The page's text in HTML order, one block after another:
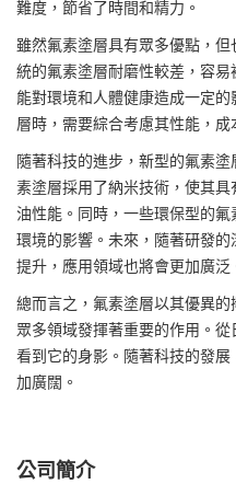
難度，節省了時間和精力。
雖然氟素塗層具有眾多優點，
統的氟素塗層耐磨性較差，容
能對環境和人體健康造成一定
層時，需要綜合考慮其性能，成
隨著科技的進步，新型的氟素
素塗層採用了納米技術，使其
油性能。同時，一些環保型的
環境的影響。未來，隨著研發
提升，應用領域也將會更加廣泛
總而言之，氟素塗層以其優異
眾多領域發揮著重要的作用。
看到它的身影。隨著科技的發
加廣闊。
公司簡介